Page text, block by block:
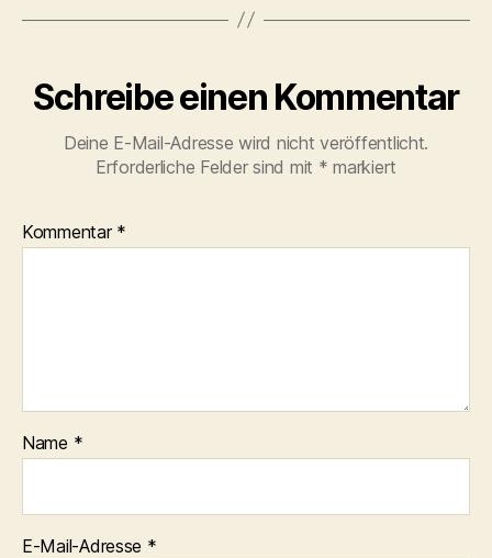
Schreibe einen Kommentar
Deine E-Mail-Adresse wird nicht veröffentlicht.
Erforderliche Felder sind mit * markiert
Kommentar *
Name *
E-Mail-Adresse *